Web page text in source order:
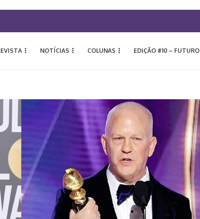
NOTÍCIAS COLUNAS EDIÇÃO #10 – FUTURO